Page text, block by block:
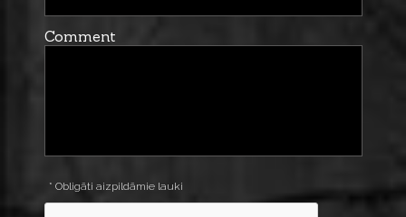
Comment
* Obligāti aizpildāmie lauki